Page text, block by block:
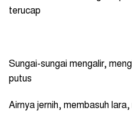
terucap
Sungai-sungai mengalir,
putus
Airnya jernih, membasuh